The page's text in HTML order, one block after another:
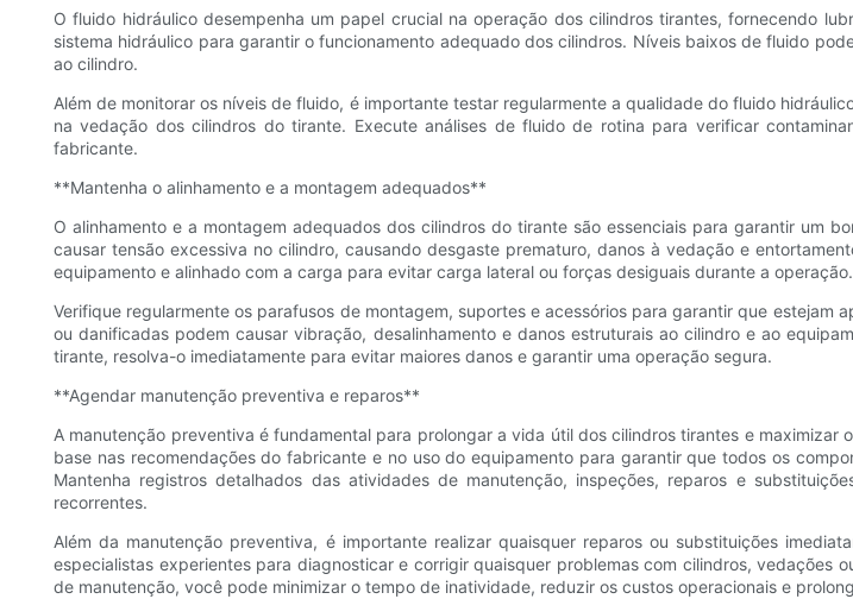
O fluido hidráulico desempenha um papel crucial na operação dos cilindros tirantes, fornecendo
sistema hidráulico para garantir o funcionamento adequado dos cilindros. Níveis baixos de fluido
ao cilindro.
Além de monitorar os níveis de fluido, é importante testar regularmente a qualidade do fluido
na vedação dos cilindros do tirante. Execute análises de fluido de rotina para verificar
fabricante.
**Mantenha o alinhamento e a montagem adequados**
O alinhamento e a montagem adequados dos cilindros do tirante são essenciais para garantir um
causar tensão excessiva no cilindro, causando desgaste prematuro, danos à vedação e
equipamento e alinhado com a carga para evitar carga lateral ou forças desiguais durante a operação.
Verifique regularmente os parafusos de montagem, suportes e acessórios para garantir que
ou danificadas podem causar vibração, desalinhamento e danos estruturais ao cilindro e ao
tirante, resolva-o imediatamente para evitar maiores danos e garantir uma operação segura.
**Agendar manutenção preventiva e reparos**
A manutenção preventiva é fundamental para prolongar a vida útil dos cilindros tirantes e
base nas recomendações do fabricante e no uso do equipamento para garantir que todos os
Mantenha registros detalhados das atividades de manutenção, inspeções, reparos e
recorrentes.
Além da manutenção preventiva, é importante realizar quaisquer reparos ou substituições
especialistas experientes para diagnosticar e corrigir quaisquer problemas com cilindros, vedações
de manutenção, você pode minimizar o tempo de inatividade, reduzir os custos operacionais e